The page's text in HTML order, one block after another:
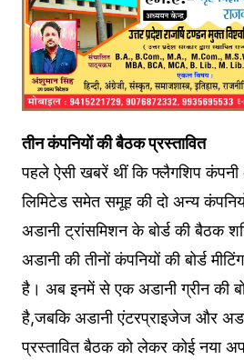
तीन कंपनियों की बैठक प्रस्तावित
पहले ऐसी खबरें थीं कि फ्लैगशिप कंपनी
लिमिटेड समेत समूह की दो अन्य
अडानी ट्रांसमिशन के बोर्ड की बैठक
अडानी की तीनों कंपनियों की बोर्ड
है। अब इनमें से एक अडानी ग्रीन की
है,जबकि अडानी एंटरप्राइजेज और
प्रस्तावित बैठक को लेकर कोई नया